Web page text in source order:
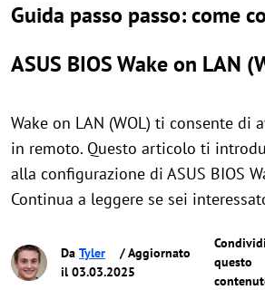
Guida passo passo: come
ASUS BIOS Wake on LAN
Wake on LAN (WOL) ti consente di
in remoto. Questo articolo ti
alla configurazione di ASUS BIOS
Continua a leggere se sei
Da Tyler
/ Aggiornato
il 03.03.2025
Condividi
questo